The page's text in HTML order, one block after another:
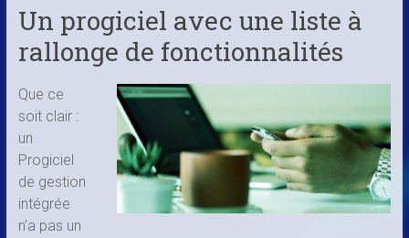
Un progiciel avec une liste à
rallonge de fonctionnalités
Que ce
soit clair :
un
Progiciel
de gestion
intégrée
n’a pas un